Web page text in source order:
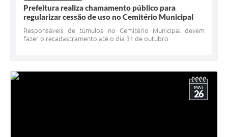
Prefeitura realiza chamamento público para
regularizar cessão de uso no Cemitério Municipal
Responsáveis de túmulos no Cemitério Municipal devem
fazer o recadastramento até o dia 31 de outubro
MAI
26